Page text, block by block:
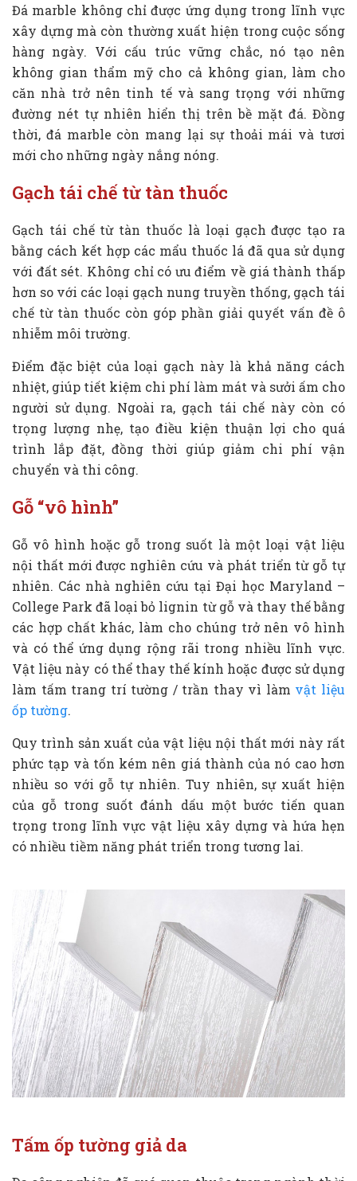
Đá marble không chỉ được ứng dụng trong lĩnh vực
xây dựng mà còn thường xuất hiện trong cuộc sống
hàng ngày. Với cấu trúc vững chắc, nó tạo nên
không gian thẩm mỹ cho cả không gian, làm cho
căn nhà trở nên tinh tế và sang trọng với những
đường nét tự nhiên hiển thị trên bề mặt đá. Đồng
thời, đá marble còn mang lại sự thoải mái và tươi
mới cho những ngày nắng nóng.
Gạch tái chế từ tàn thuốc
Gạch tái chế từ tàn thuốc là loại gạch được tạo ra
bằng cách kết hợp các mẩu thuốc lá đã qua sử dụng
với đất sét. Không chỉ có ưu điểm về giá thành thấp
hơn so với các loại gạch nung truyền thống, gạch tái
chế từ tàn thuốc còn góp phần giải quyết vấn đề ô
nhiễm môi trường.
Điểm đặc biệt của loại gạch này là khả năng cách
nhiệt, giúp tiết kiệm chi phí làm mát và sưởi ấm cho
người sử dụng. Ngoài ra, gạch tái chế này còn có
trọng lượng nhẹ, tạo điều kiện thuận lợi cho quá
trình lắp đặt, đồng thời giúp giảm chi phí vận
chuyển và thi công.
Gỗ “vô hình”
Gỗ vô hình hoặc gỗ trong suốt là một loại vật liệu
nội thất mới được nghiên cứu và phát triển từ gỗ tự
nhiên. Các nhà nghiên cứu tại Đại học Maryland –
College Park đã loại bỏ lignin từ gỗ và thay thế bằng
các hợp chất khác, làm cho chúng trở nên vô hình
và có thể ứng dụng rộng rãi trong nhiều lĩnh vực.
Vật liệu này có thể thay thế kính hoặc được sử dụng
làm tấm trang trí tường / trần thay vì làm vật liệu
ốp tường.
Quy trình sản xuất của vật liệu nội thất mới này rất
phức tạp và tốn kém nên giá thành của nó cao hơn
nhiều so với gỗ tự nhiên. Tuy nhiên, sự xuất hiện
của gỗ trong suốt đánh dấu một bước tiến quan
trọng trong lĩnh vực vật liệu xây dựng và hứa hẹn
có nhiều tiềm năng phát triển trong tương lai.
Tấm ốp tường giả da